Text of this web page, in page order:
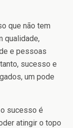
que não tem
qualidade,
e pessoas
sucesso e
um pode
sucesso é
atingir o topo